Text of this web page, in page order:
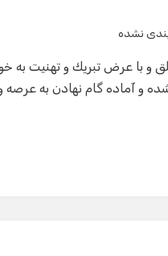
نشده
و با عرض تبريك و تهنيت به
سراسري سال 1393 پذيرفته‌شده و آماده گام